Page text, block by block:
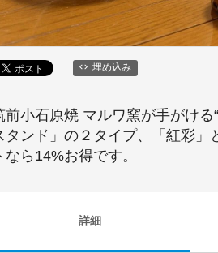
埋め込み
前小石原焼 マルワ窯が手がけ
タンド」の２タイプ、「紅彩」
なら14%お得です。
詳細